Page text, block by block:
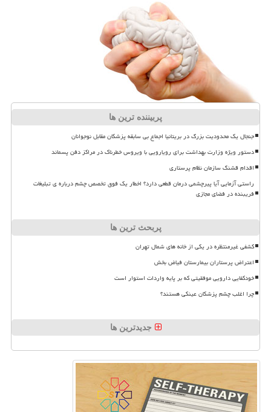
پربیننده ترین ها
جنجال یک محدودیت بزرگ در بریتانیا اجماع بی سابقه پزشکان مقابل نوجوانان
دستور ویژه وزارت بهداشت برای رویارویی با ویروس خطرناک در مراکز دفن پسماند
اقدام قشنگ سازمان نظام پرستاری
راستی آزمایی آیا پیرچشمی درمان قطعی دارد؟ اخطار یک فوق تخصص چشم درباره ی تبلیغات
فریبنده در فضای مجازی
پربحث ترین ها
کشفی غیرمنتظره در یکی از خانه های شمال تهران
اعتراض پرستاران بیمارستان فیاض بخش
خودکفایی دارویی موفقیتی که بر پایه واردات استوار است
چرا اغلب چشم پزشکان عینکی هستند؟
جدیدترین ها